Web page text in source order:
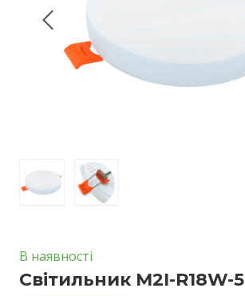
В наявності
Світильник M2I-R18W-5